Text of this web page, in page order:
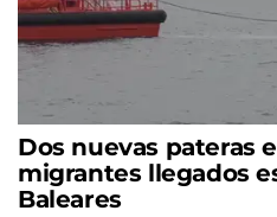
Dos nuevas pateras
migrantes llegados
Baleares